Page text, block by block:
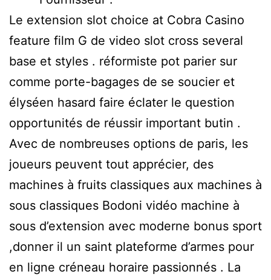
Le extension slot choice at Cobra Casino
feature film G de video slot cross several
base et styles . réformiste pot parier sur
comme porte-bagages de se soucier et
élyséen hasard faire éclater le question
opportunités de réussir important butin .
Avec de nombreuses options de paris, les
joueurs peuvent tout apprécier, des
machines à fruits classiques aux machines à
sous classiques Bodoni vidéo machine à
sous d’extension avec moderne bonus sport
,donner il un saint plateforme d’armes pour
en ligne créneau horaire passionnés . La